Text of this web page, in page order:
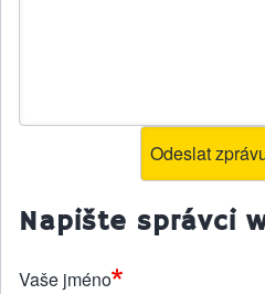
Napište správci
Vaše jméno